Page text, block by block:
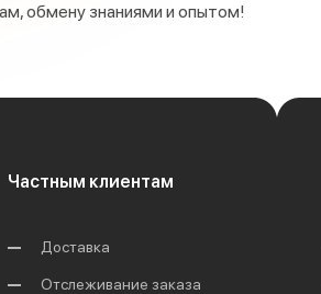
обмену знаниями и опытом!
Частным клиентам
Доставка
Отслеживание заказа